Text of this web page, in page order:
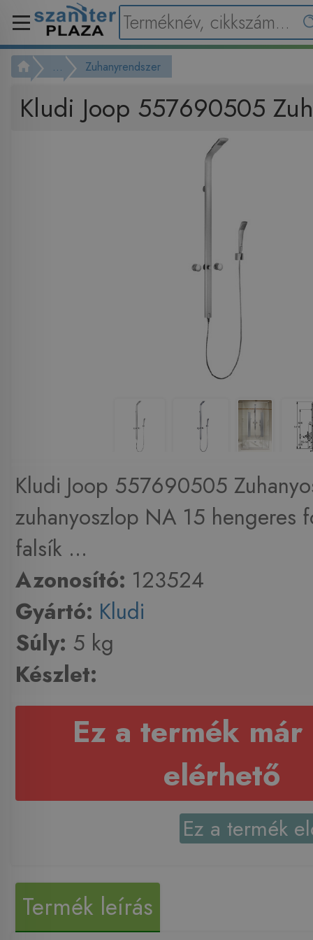
... Zuhanyrendszer
Kludi Joop 557690505
Kludi Joop 557690505
zuhanyoszlop NA 15 hengeres
falsík ...
Azonosító: 123524
Gyártó: Kludi
Súly: 5 kg
Készlet:
Ez a termék már
elérhető
Ez a termék
Termék leírás